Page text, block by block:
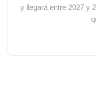
y llegará entre 2027 y